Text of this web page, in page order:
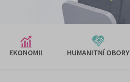
EKONOMII HUMANITNÍ OBORY